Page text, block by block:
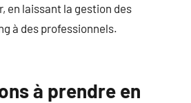
en laissant la gestion des
à des professionnels.
à prendre en